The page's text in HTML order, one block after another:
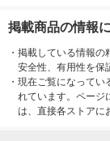
掲載商品の情報
・ 掲載している情報の
安全性、有用性を保
・ 現在ご覧になってい
れています。ページ
は、直接各ストアに